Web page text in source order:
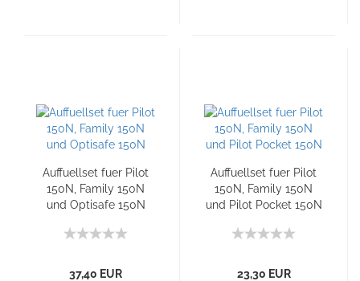
Auffuellset fuer Pilot
150N, Family 150N
und Optisafe 150N
37,40 EUR
Auffuellset fuer Pilot
150N, Family 150N
und Pilot Pocket 150N
23,30 EUR